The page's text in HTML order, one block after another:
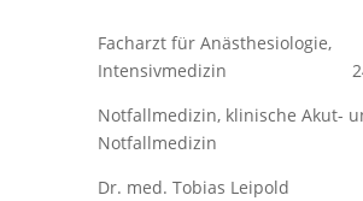
Facharzt für Anästhesiologie,
Intensivmedizin 24
Notfallmedizin, klinische Akut-
Notfallmedizin
Dr. med. Tobias Leipold